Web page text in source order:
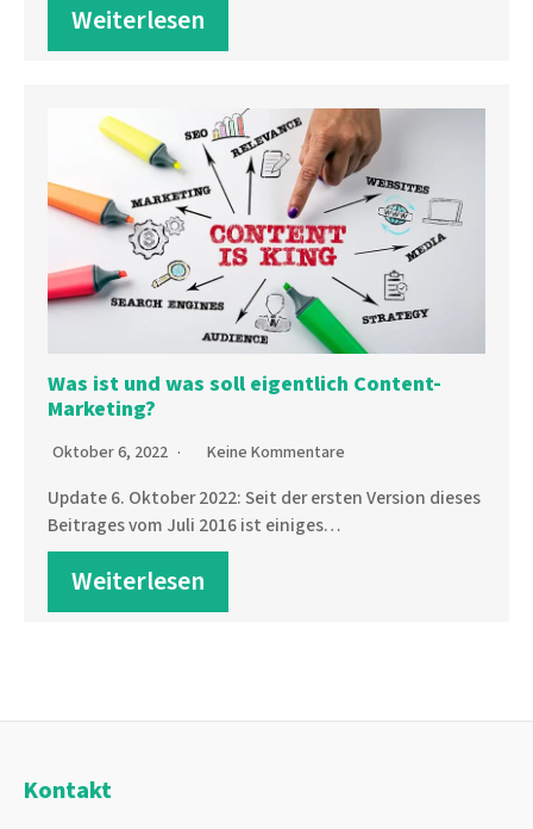
Weiterlesen
Was ist und was soll eigentlich Content-
Marketing?
Oktober 6, 2022 Keine Kommentare
Update 6. Oktober 2022: Seit der ersten Version dieses
Beitrages vom Juli 2016 ist einiges…
Weiterlesen
Kontakt